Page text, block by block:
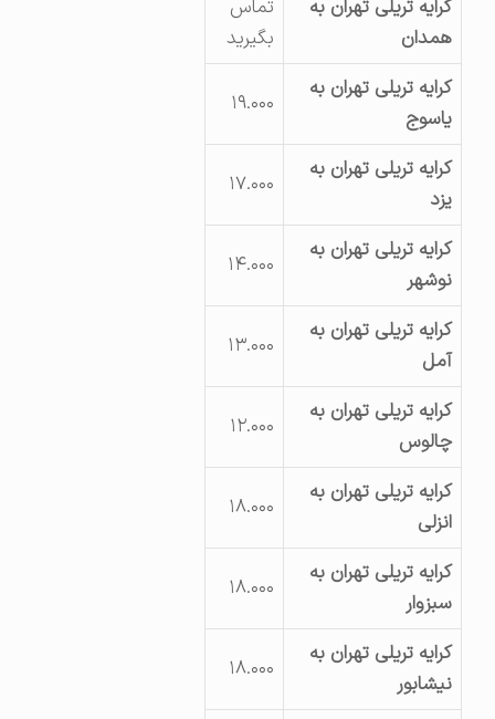
کرایه تریلی تهران به
همدان
تماس
بگیرید
کرایه تریلی تهران به
یاسوج
۱۹.۰۰۰
کرایه تریلی تهران به
۱۷.۰۰۰
کرایه تریلی تهران به
نوشهر
۱۴.۰۰۰
کرایه تریلی تهران به
۱۳.۰۰۰
کرایه تریلی تهران به
چالوس
۱۲.۰۰۰
کرایه تریلی تهران به
انزلی
۱۸.۰۰۰
کرایه تریلی تهران به
سبزوار
۱۸.۰۰۰
کرایه تریلی تهران به
نیشابور
۱۸.۰۰۰